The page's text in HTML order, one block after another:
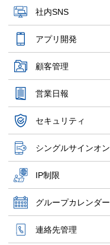
社内SNS
アプリ開発
顧客管理
営業日報
セキュリティ
シングルサインオン
IP制限
グループカレンダー
連絡先管理